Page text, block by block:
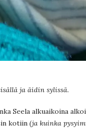
ja äidin sylissä.
Seela alkuaikoina
kotiin (ja kuinka